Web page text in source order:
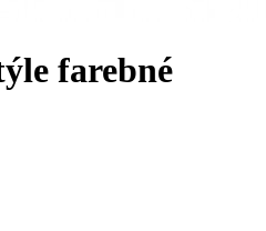
farebné